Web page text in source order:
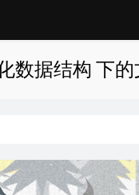
数据结构 下的